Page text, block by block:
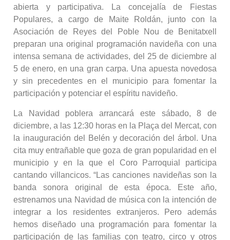
abierta y participativa. La concejalía de Fiestas
Populares, a cargo de Maite Roldán, junto con la
Asociación de Reyes del Poble Nou de Benitatxell
preparan una original programación navideña con una
intensa semana de actividades, del 25 de diciembre al
5 de enero, en una gran carpa. Una apuesta novedosa
y sin precedentes en el municipio para fomentar la
participación y potenciar el espíritu navideño.
La Navidad poblera arrancará este sábado, 8 de
diciembre, a las 12:30 horas en la Plaça del Mercat, con
la inauguración del Belén y decoración del árbol. Una
cita muy entrañable que goza de gran popularidad en el
municipio y en la que el Coro Parroquial participa
cantando villancicos. “Las canciones navideñas son la
banda sonora original de esta época. Este año,
estrenamos una Navidad de música con la intención de
integrar a los residentes extranjeros. Pero además
hemos diseñado una programación para fomentar la
participación de las familias con teatro, circo y otros